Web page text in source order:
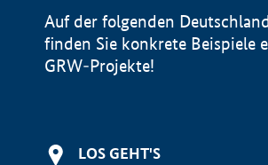
Auf der folgenden
finden Sie konkrete Beispiele
GRW-Projekte!
LOS GEHT'S